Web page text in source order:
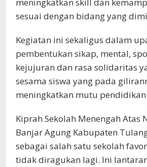
meningkatkan skill dan
sesuai dengan bidang yang
Kegiatan ini sekaligus dalam
pembentukan sikap, mental,
kejujuran dan rasa solidaritas
sesama siswa yang pada
meningkatkan mutu pendidikan.
Kiprah Sekolah Menengah Atas
Banjar Agung Kabupaten
sebagai salah satu sekolah
tidak diragukan lagi. Ini